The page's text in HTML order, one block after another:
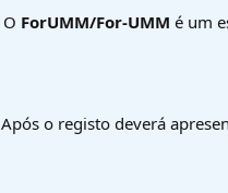
O ForUMM/For-UMM é um
Após o registo deverá